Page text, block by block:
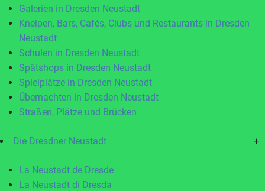
Galerien in Dresden Neustadt
Kneipen, Bars, Cafés, Clubs und Restaurants in Dresden
Neustadt
Schulen in Dresden Neustadt
Spätshops in Dresden Neustadt
Spielplätze in Dresden Neustadt
Übernachten in Dresden Neustadt
Straßen, Plätze und Brücken
Die Dresdner Neustadt +
La Neustadt de Dresde
La Neustadt di Dresda